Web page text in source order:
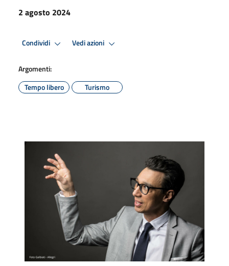
2 agosto 2024
Condividi Vedi azioni
Argomenti:
Tempo libero
Turismo